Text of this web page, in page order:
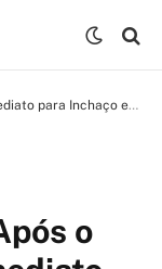
para Inchaço e Gases
o